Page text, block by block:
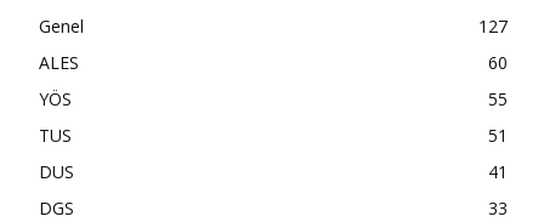
Genel
127
ALES
60
YÖS
55
TUS
51
DUS
41
DGS
33